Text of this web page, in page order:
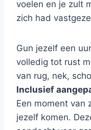
voelen en je zult
zich had
Gun jezelf een
volledig tot rust
van rug, nek,
Inclusief
Een moment van
jezelf komen.